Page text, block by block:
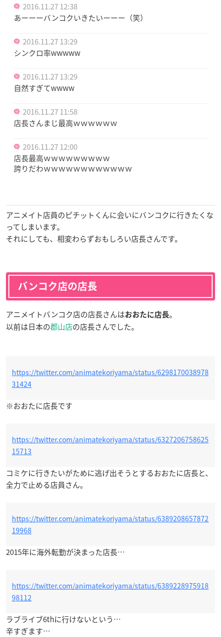
2016.11.27 12:38
あーーーバンコクいきたいーーー（笑）
2016.11.27 13:29
シンクロ率wwwww
2016.11.27 13:29
自然すぎてwwww
2016.11.27 11:58
店長さんまじ最高ｗｗｗｗｗｗ
2016.11.27 12:00
店長最高ｗｗｗｗｗｗｗｗｗ
誇りだわｗｗｗｗｗｗｗｗｗｗｗｗ
アニメイト店員のピチットくんに会いにバンコクに行きたくな
ってしまいます。
それにしても、相変わらずおもしろい店長さんです。
バンコク店の店長
アニメイトバンコク店の店長さんはおおたに店長。
以前は日本の郡山店の店長さんでした。
https://twitter.com/animatekoriyama/status/6298170038978
31424
※おおたに店長です
https://twitter.com/animatekoriyama/status/6327206758625
15713
コミケに行きたいがために逃げ出そうとするおおたに店長と、
全力で止める店員さん。
https://twitter.com/animatekoriyama/status/6389208657872
19968
2015年に海外転勤が決まった店長…
https://twitter.com/animatekoriyama/status/6389228975918
98112
ラブライブ6thに行けないという…
辛すぎます…